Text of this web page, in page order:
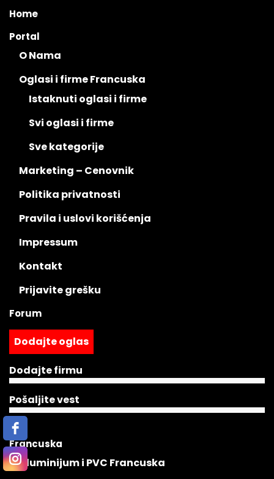
Home
Portal
O Nama
Oglasi i firme Francuska
Istaknuti oglasi i firme
Svi oglasi i firme
Sve kategorije
Marketing – Cenovnik
Politika privatnosti
Pravila i uslovi korišćenja
Impressum
Kontakt
Prijavite grešku
Forum
Dodajte oglas
Dodajte firmu
Pošaljite vest
Francuska
Aluminijum i PVC Francuska